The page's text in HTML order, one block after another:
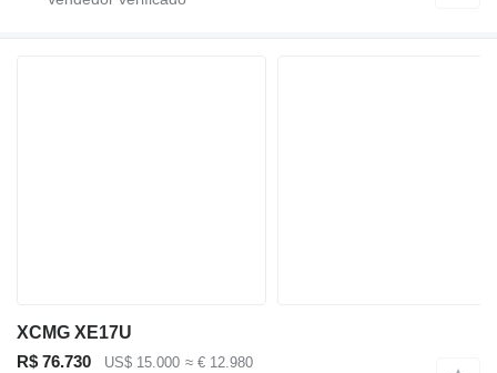
XCMG XE17U
R$ 76.730
US$ 15.000 ≈ € 12.980